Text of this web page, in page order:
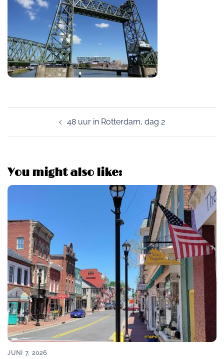
navigation
48 uur in Rotterdam, dag 2
You might also like:
JUNI 7, 2026